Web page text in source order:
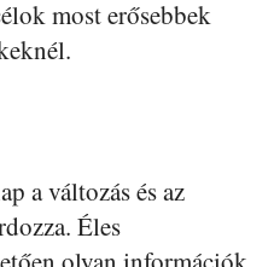
most erősebbek
a változás és az
Éles